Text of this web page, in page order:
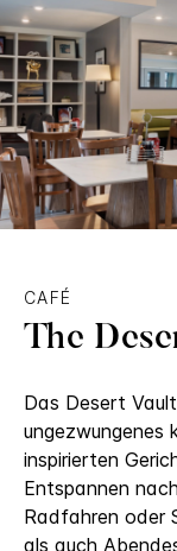
CAFÉ
The
Das Desert
ungezwungenes
inspirierten
Entspannen
Radfahren oder
als auch